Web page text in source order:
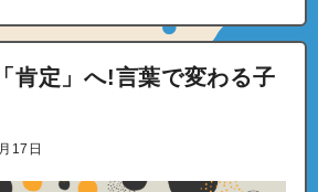
肯定」へ!言葉で変わる子
17日